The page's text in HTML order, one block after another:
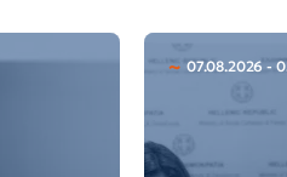
07.08.2026 -